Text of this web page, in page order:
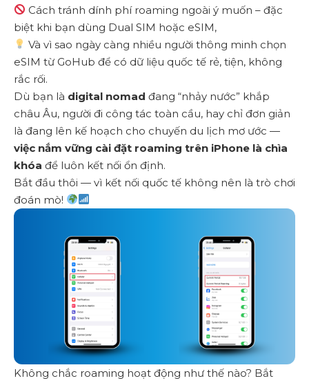
Cách tránh dính phí roaming ngoài ý muốn – đặc
biệt khi bạn dùng Dual SIM hoặc eSIM,
Và vì sao ngày càng nhiều người thông minh chọn
eSIM từ GoHub để có dữ liệu quốc tế rẻ, tiện, không
rắc rối.
Dù bạn là digital nomad đang “nhảy nước” khắp
châu Âu, người đi công tác toàn cầu, hay chỉ đơn giản
là đang lên kế hoạch cho chuyến du lịch mơ ước —
việc nắm vững cài đặt roaming trên iPhone là chìa
khóa để luôn kết nối ổn định.
Bắt đầu thôi — vì kết nối quốc tế không nên là trò chơi
đoán mò!
Không chắc roaming hoạt động như thế nào? Bắt